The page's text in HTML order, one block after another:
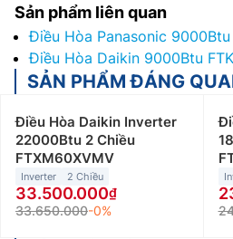
Sản phẩm liên quan
Điều Hòa Panasonic
Điều Hòa Daikin 9000Btu
SẢN PHẨM ĐÁNG
Điều Hòa Daikin Inverter
22000Btu 2 Chiều
FTXM60XVMV
Inverter 2 Chiều
33.500.000
33.650.000-0%